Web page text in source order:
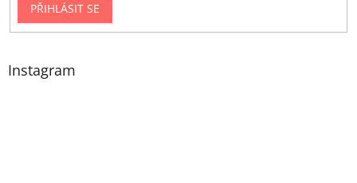
PŘIHLÁSIT SE
Instagram